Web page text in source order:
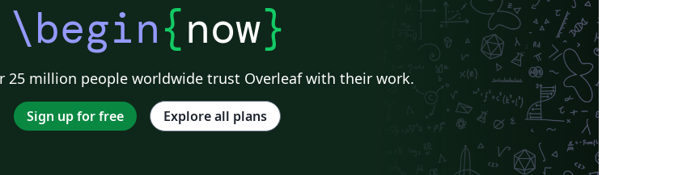
\begin{now}
25 million people worldwide trust Overleaf with their work.
Sign up for free Explore all plans